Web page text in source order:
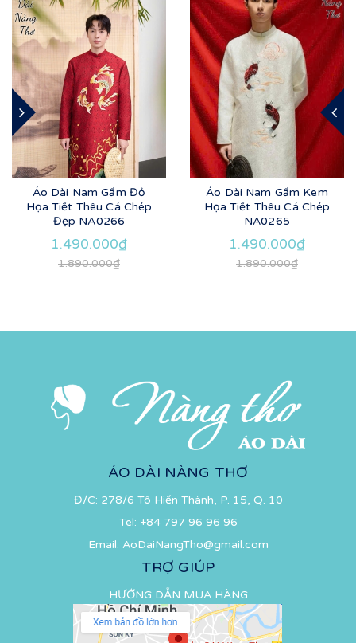
Áo Dài Nam Gấm Đỏ
Họa Tiết Thêu Cá Chép
Đẹp NA0266
1.490.000₫
1.890.000₫
Áo Dài Nam Gấm Kem
Họa Tiết Thêu Cá Chép
NA0265
1.490.000₫
1.890.000₫
ÁO DÀI NÀNG THƠ
Đ/C: 278/6 Tô Hiến Thành, P. 15, Q. 10
Tel: +84 797 96 96 96
Email: AoDaiNangTho@gmail.com
TRỢ GIÚP
HƯỚNG DẪN MUA HÀNG